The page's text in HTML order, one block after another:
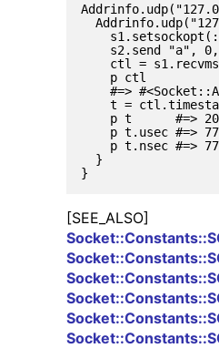
s2.send "a",
ctl =
    p ctl
#=>
t =
p t      #=>
p t.usec #=>
p t.nsec #=>
  }
[SEE_ALSO]